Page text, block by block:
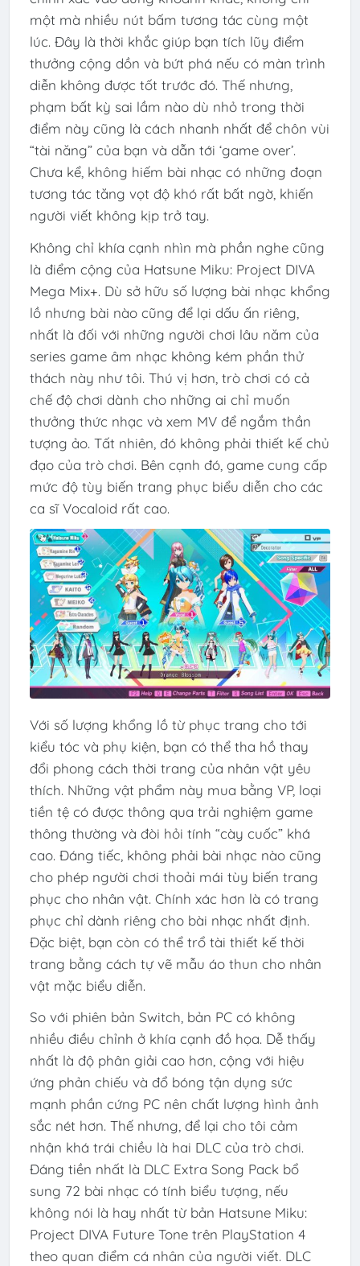
một mà nhiều nút bấm tương tác cùng một
lúc. Đây là thời khắc giúp bạn tích lũy điểm
thưởng cộng dồn và bứt phá nếu có màn trình
diễn không được tốt trước đó. Thế nhưng,
phạm bất kỳ sai lầm nào dù nhỏ trong thời
điểm này cũng là cách nhanh nhất để chôn vùi
“tài năng” của bạn và dẫn tới ‘game over’.
Chưa kể, không hiếm bài nhạc có những đoạn
tương tác tăng vọt độ khó rất bất ngờ, khiến
người viết không kịp trở tay.
Không chỉ khía cạnh nhìn mà phần nghe cũng
là điểm cộng của Hatsune Miku: Project DIVA
Mega Mix+. Dù sở hữu số lượng bài nhạc khổng
lồ nhưng bài nào cũng để lại dấu ấn riêng,
nhất là đối với những người chơi lâu năm của
series game âm nhạc không kém phần thử
thách này như tôi. Thú vị hơn, trò chơi có cả
chế độ chơi dành cho những ai chỉ muốn
thưởng thức nhạc và xem MV để ngắm thần
tượng ảo. Tất nhiên, đó không phải thiết kế chủ
đạo của trò chơi. Bên cạnh đó, game cung cấp
mức độ tùy biến trang phục biểu diễn cho các
ca sĩ Vocaloid rất cao.
Với số lượng khổng lồ từ phục trang cho tới
kiểu tóc và phụ kiện, bạn có thể tha hồ thay
đổi phong cách thời trang của nhân vật yêu
thích. Những vật phẩm này mua bằng VP, loại
tiền tệ có được thông qua trải nghiệm game
thông thường và đòi hỏi tính “cày cuốc” khá
cao. Đáng tiếc, không phải bài nhạc nào cũng
cho phép người chơi thoải mái tùy biến trang
phục cho nhân vật. Chính xác hơn là có trang
phục chỉ dành riêng cho bài nhạc nhất định.
Đặc biệt, bạn còn có thể trổ tài thiết kế thời
trang bằng cách tự vẽ mẫu áo thun cho nhân
vật mặc biểu diễn.
So với phiên bản Switch, bản PC có không
nhiều điều chỉnh ở khía cạnh đồ họa. Dễ thấy
nhất là độ phân giải cao hơn, cộng với hiệu
ứng phản chiếu và đổ bóng tận dụng sức
mạnh phần cứng PC nên chất lượng hình ảnh
sắc nét hơn. Thế nhưng, để lại cho tôi cảm
nhận khá trái chiều là hai DLC của trò chơi.
Đáng tiền nhất là DLC Extra Song Pack bổ
sung 72 bài nhạc có tính biểu tượng, nếu
không nói là hay nhất từ bản Hatsune Miku:
Project DIVA Future Tone trên PlayStation 4
theo quan điểm cá nhân của người viết. DLC